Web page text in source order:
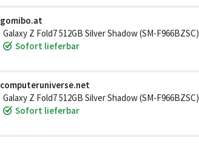
gomibo.at
Galaxy Z Fold7 512GB Silver Shadow (SM-F966BZSC)
Sofort lieferbar
computeruniverse.net
Galaxy Z Fold7 512GB Silver Shadow (SM-F966BZSC)
Sofort lieferbar